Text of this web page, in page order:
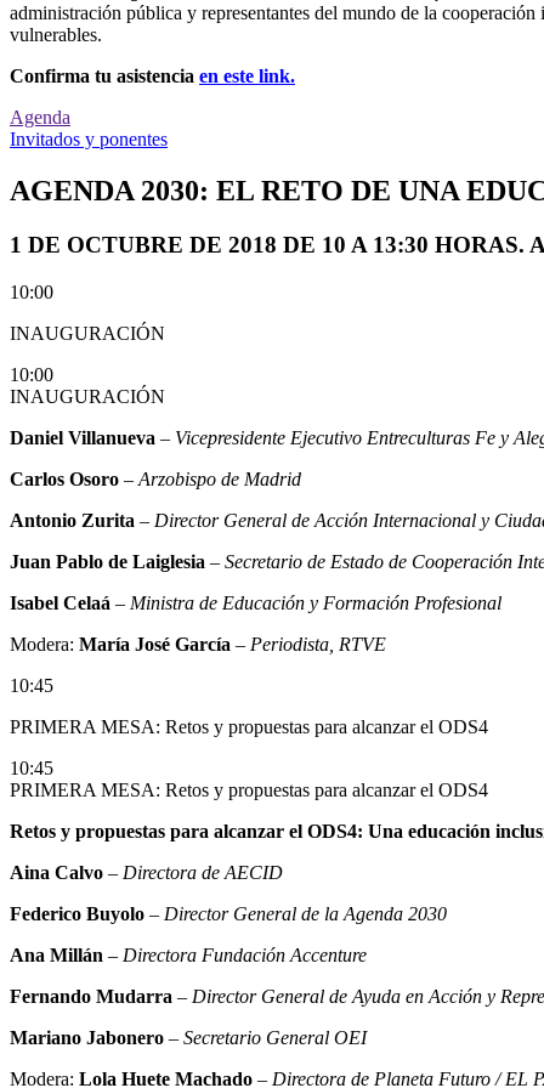
administración pública y representantes del mundo de la
vulnerables.
Confirma tu asistencia en este link.
Agenda
Invitados y ponentes
AGENDA 2030: EL RETO DE UNA
1 DE OCTUBRE DE 2018 DE 10 A 13:30 HORAS.
10:00
INAUGURACIÓN
10:00
INAUGURACIÓN
Daniel Villanueva – Vicepresidente Ejecutivo Entreculturas Fe y
Carlos Osoro – Arzobispo de Madrid
Antonio Zurita – Director General de Acción Internacional y
Juan Pablo de Laiglesia – Secretario de Estado de Cooperación
Isabel Celaá – Ministra de Educación y Formación Profesional
Modera: María José García – Periodista, RTVE
10:45
PRIMERA MESA: Retos y propuestas para alcanzar el ODS4
10:45
PRIMERA MESA: Retos y propuestas para alcanzar el ODS4
Retos y propuestas para alcanzar el ODS4: Una educación
Aina Calvo – Directora de AECID
Federico Buyolo – Director General de la Agenda 2030
Ana Millán – Directora Fundación Accenture
Fernando Mudarra – Director General de Ayuda en Acción y
Mariano Jabonero – Secretario General OEI
Modera: Lola Huete Machado – Directora de Planeta Futuro / EL